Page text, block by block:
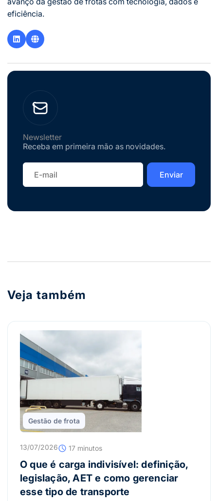
eficiência.
Newsletter
Receba em primeira mão as novidades.
Veja também
Gestão de frota
13/07/2026 17 minutos
O que é carga indivisível: definição,
legislação, AET e como gerenciar
esse tipo de transporte